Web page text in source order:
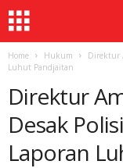
Home Hukum
Direktur
Luhut Pandjaitan
Direktur
Desak
Laporan